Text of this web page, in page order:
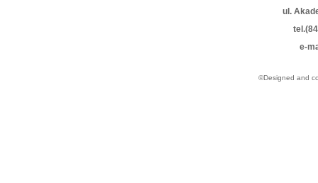
ul.
e-
©Designed and